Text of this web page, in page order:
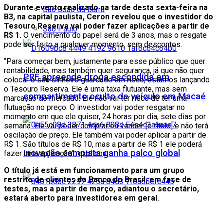
São João da Barra
São Paulo
PRF apreende droga escondida em
compartimento oculto de veículo em Macaé
Inovação campista ganha palco global
Durante evento realizado na tarde desta sexta-feira na
B3, na capital paulista, Ceron revelou que o investidor do
Tesouro Reserva vai poder fazer aplicações a partir de
R$ 1. O vencimento do papel será de 3 anos, mas o resgate
pode ser feito a qualquer momento, sem descontos.
“Para começar bem, justamente para esse público que quer
rentabilidade, mas também quer segurança, já que não quer
colocar o seu dinheiro guardado em risco, estamos lançando
o Tesouro Reserva. Ele é uma taxa flutuante, mas sem
marcação do mercado. Ele não vai ter risco de ter uma
flutuação no preço. O investidor vai poder resgatar no
momento em que ele quiser, 24 horas por dia, sete dias por
semana. Ele vai poder comprar ou vender [o título] e não terá
oscilação de preço. Ele também vai poder aplicar a partir de
R$ 1. São títulos de R$ 10, mas a partir de R$ 1 ele poderá
fazer uma aplicação”, explicou.
O título já está em funcionamento para um grupo
restrito de clientes do Banco do Brasil, em fase de
testes, mas a partir de março, adiantou o secretário,
estará aberto para investidores em geral.